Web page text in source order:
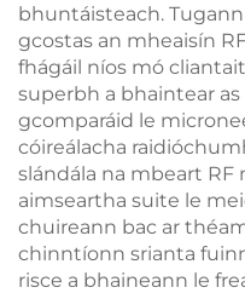
bhuntáisteach.
gcostas an mheaisín
fhágáil níos mó
superbh a bhaintear as
gcomparáid le
cóireálacha
slándála na mbeart
aimseartha suite le
chuireann bac ar
chinntíonn srianta
risce a bhaineann le